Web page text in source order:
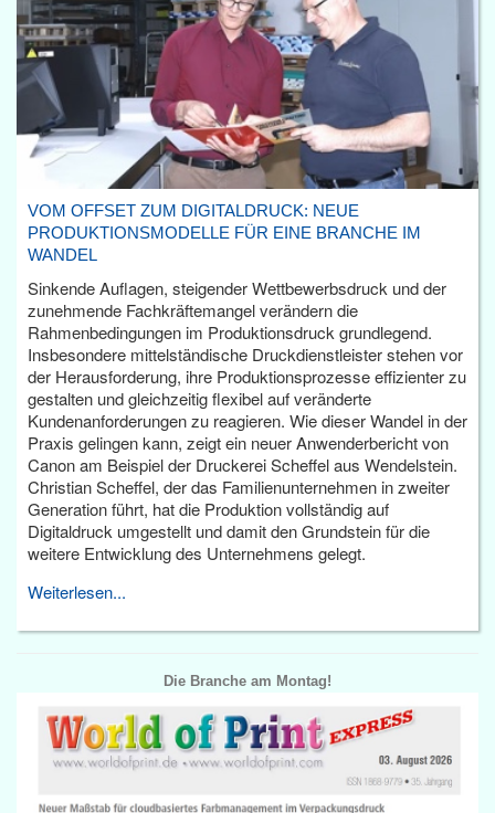
VOM OFFSET ZUM DIGITALDRUCK: NEUE
PRODUKTIONSMODELLE FÜR EINE BRANCHE IM
WANDEL
Sinkende Auflagen, steigender Wettbewerbsdruck und der
zunehmende Fachkräftemangel verändern die
Rahmenbedingungen im Produktionsdruck grundlegend.
Insbesondere mittelständische Druckdienstleister stehen vor
der Herausforderung, ihre Produktionsprozesse effizienter zu
gestalten und gleichzeitig flexibel auf veränderte
Kundenanforderungen zu reagieren. Wie dieser Wandel in der
Praxis gelingen kann, zeigt ein neuer Anwenderbericht von
Canon am Beispiel der Druckerei Scheffel aus Wendelstein.
Christian Scheffel, der das Familienunternehmen in zweiter
Generation führt, hat die Produktion vollständig auf
Digitaldruck umgestellt und damit den Grundstein für die
weitere Entwicklung des Unternehmens gelegt.
Weiterlesen...
Die Branche am Montag!